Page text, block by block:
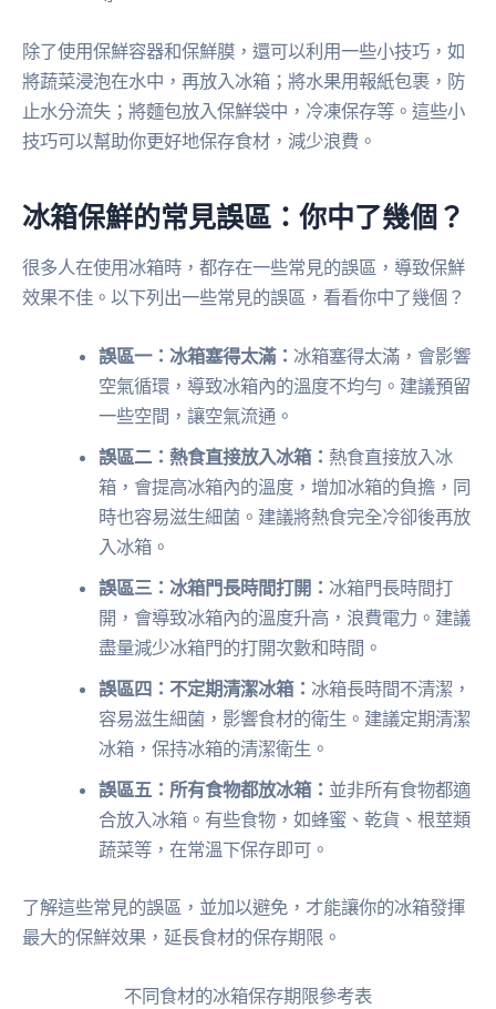
除了使用保鮮容器和保鮮膜，還可以利用一些小技巧，如
將蔬菜浸泡在水中，再放入冰箱；將水果用報紙包裹，防
止水分流失；將麵包放入保鮮袋中，冷凍保存等。這些小
技巧可以幫助你更好地保存食材，減少浪費。
冰箱保鮮的常見誤區：你中了幾個？
很多人在使用冰箱時，都存在一些常見的誤區，導致保鮮
效果不佳。以下列出一些常見的誤區，看看你中了幾個？
誤區一：冰箱塞得太滿： 冰箱塞得太滿，會影響
空氣循環，導致冰箱內的溫度不均勻。建議預留
一些空間，讓空氣流通。
誤區二：熱食直接放入冰箱： 熱食直接放入冰
箱，會提高冰箱內的溫度，增加冰箱的負擔，同
時也容易滋生細菌。建議將熱食完全冷卻後再放
入冰箱。
誤區三：冰箱門長時間打開： 冰箱門長時間打
開，會導致冰箱內的溫度升高，浪費電力。建議
盡量減少冰箱門的打開次數和時間。
誤區四：不定期清潔冰箱： 冰箱長時間不清潔，
容易滋生細菌，影響食材的衛生。建議定期清潔
冰箱，保持冰箱的清潔衛生。
誤區五：所有食物都放冰箱： 並非所有食物都適
合放入冰箱。有些食物，如蜂蜜、乾貨、根莖類
蔬菜等，在常溫下保存即可。
了解這些常見的誤區，並加以避免，才能讓你的冰箱發揮
最大的保鮮效果，延長食材的保存期限。
不同食材的冰箱保存期限參考表